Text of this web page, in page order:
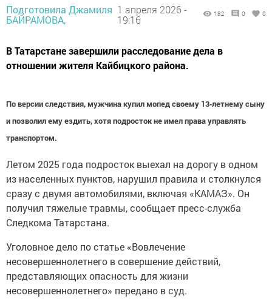
Подготовила Джамиля
БАЙРАМОВА,
1 апреля 2026 -
19:16
182 0 0
В Татарстане завершили расследование дела в
отношении жителя Кайбицкого района.
По версии следствия, мужчина купил мопед своему 13‑летнему сыну
и позволил ему ездить, хотя подросток не имел права управлять
транспортом.
Летом 2025 года подросток выехал на дорогу в одном
из населенных пунктов, нарушил правила и столкнулся
сразу с двумя автомобилями, включая «КАМАЗ». Он
получил тяжелые травмы, сообщает пресс-служба
Следкома Татарстана.
Уголовное дело по статье «Вовлечение
несовершеннолетнего в совершение действий,
представляющих опасность для жизни
несовершеннолетнего» передано в суд.